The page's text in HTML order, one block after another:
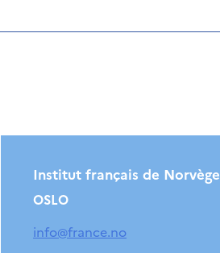
Institut français de Norvège
OSLO
info@france.no